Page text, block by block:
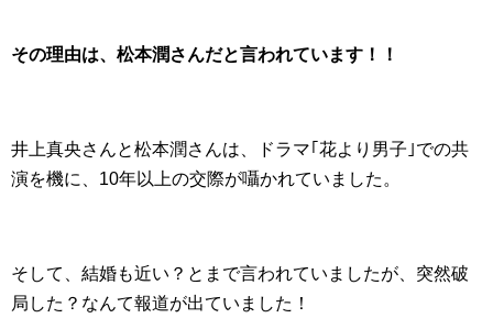
その理由は、松本潤さんだと言われています！！
井上真央さんと松本潤さんは、ドラマ｢花より男子｣での共
演を機に、10年以上の交際が囁かれていました。
そして、結婚も近い？とまで言われていましたが、突然破
局した？なんて報道が出ていました！